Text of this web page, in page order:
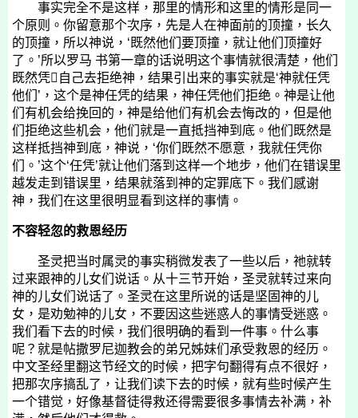
事实完全不是这样，那里的情形和这里的情形是同一
个原则。你留意那个次序，先是人在神面前的顶撞，长久
的顶撞，所以神说，‘既然他们要顶撞，就让他们顶撞好
了。’所以罗马 书第一章的话说明这个事情就很清楚，他们
既然凭自己去拒绝神，结果引出来的事实就是‘神就任凭
他们’，这个是神任凭的结果，神任凭他们拒绝。神是让他
们有机会给挽回的，神是给他们有机会去悔改的，但是他
们拒绝这些机会，他们就是一直抵挡神到底。他们既然是
这样抵挡神到底，神说，‘你们既然不愿意，我就任凭你
们。’这个‘任凭’就让他们落到这样一个地步，他们在错误里
越发走到错误里，结果就落到神的定罪底下。我们感谢
神，我们在这里很明显看到这样的事情。
不容轻忽的救恩经历
圣灵把当时属灵的事实稍微发表了一些以后，祂就转
过来跟神的儿女们说话。从十三节开始，圣灵就转过来向
神的儿女们说话了。圣灵在这里所说的话是坚固神的儿
女，是劝勉神的儿女，不要因这些迷惑人的事情受迷惑。
我们看下去的时候，我们很明确的看到一件事。什么事
呢？就是帖撒罗尼迦教会的弟兄姊妹们承受救恩的经历。
中文圣经里翻这节经文的时候，把字句翻得有点不很好，
把那次序搞乱了，让我们读下去的时候，就有些时候产生
一个错觉，好像基督徒得救还得需要很多事情去补满，补